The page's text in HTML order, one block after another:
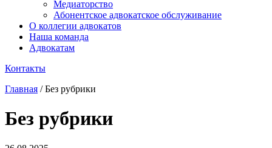
Медиаторство
Абонентское адвокатское обслуживание
О коллегии адвокатов
Наша команда
Адвокатам
Контакты
Главная /Без рубрики
Без рубрики